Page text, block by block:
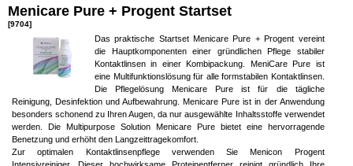
Menicare Pure + Progent Startset
[9704]
Das praktische Startset Menicare Pure + Progent vereint
die Hauptkomponenten einer gründlichen Pflege stabiler
Kontaktlinsen in einer Kombipackung. MeniCare Pure ist
eine Multifunktionslösung für alle formstabilen Kontaktlinsen.
Die Pflegelösung Menicare Pure ist für die tägliche
Reinigung, Desinfektion und Aufbewahrung. Menicare Pure ist in der Anwendung
besonders schonend zu Ihren Augen, da nur ausgewählte Inhaltsstoffe verwendet
werden. Die Multipurpose Solution Menicare Pure bietet eine hervorragende
Benetzung und erhöht den Langzeittragekomfort.
Zur optimalen Kontaktlinsenpflege verwenden Sie Menicon Progent
Intensivreiniger. Dieser hochwirksame Proteinentferner reinigt gründlich Ihre